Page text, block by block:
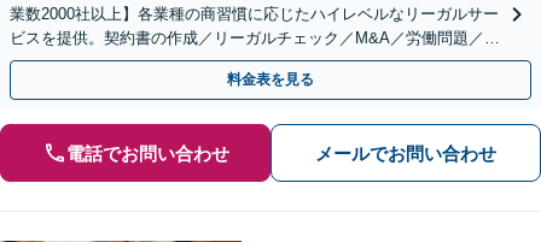
業数2000社以上】各業種の商習慣に応じたハイレベルなリーガルサー
ビスを提供。契約書の作成／リーガルチェック／M&A／労働問題／知
的財産等、お任せください【他士業連携可能】
料金表を見る
電話でお問い合わせ メールでお問い合わせ